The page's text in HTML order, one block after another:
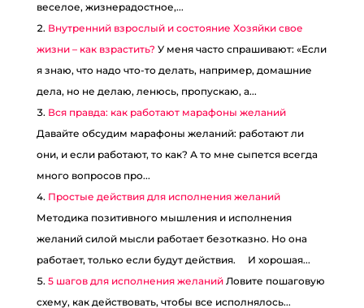
веселое, жизнерадостное,...
Внутренний взрослый и состояние Хозяйки свое
жизни – как взрастить? У меня часто спрашивают: «Если
я знаю, что надо что-то делать, например, домашние
дела, но не делаю, ленюсь, пропускаю, а...
Вся правда: как работают марафоны желаний
Давайте обсудим марафоны желаний: работают ли
они, и если работают, то как? А то мне сыпется всегда
много вопросов про...
Простые действия для исполнения желаний
Методика позитивного мышления и исполнения
желаний силой мысли работает безотказно. Но она
работает, только если будут действия. ⠀ И хорошая...
5 шагов для исполнения желаний Ловите пошаговую
схему, как действовать, чтобы все исполнялось...